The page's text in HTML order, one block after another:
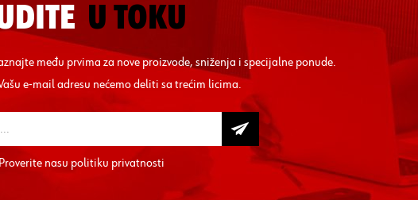
U TOKU
među prvima za nove proizvode, sniženja i specijalne ponude.
e-mail adresu nećemo deliti sa trećim licima.
Proverite nasupolitiku privatnosti